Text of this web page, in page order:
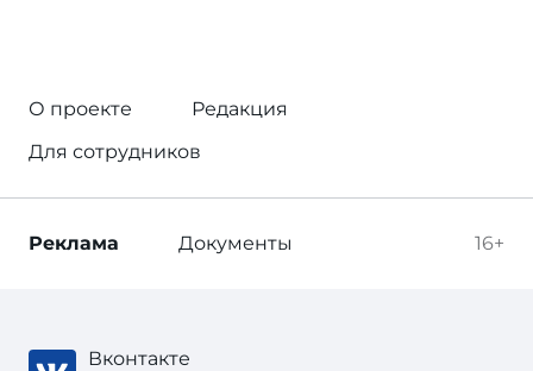
О проекте
Редакция
Для сотрудников
16+
Реклама Документы
Вконтакте